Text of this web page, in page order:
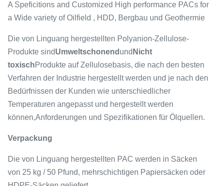
A Speficitions and Customized High performance PACs for
a Wide variety of Oilfield , HDD, Bergbau und Geothermie
Die von Linguang hergestellten Polyanion-Zellulose-
Produkte sindUmweltschonend und Nicht
toxischProdukte auf Zellulosebasis, die nach den besten
Verfahren der Industrie hergestellt werden und je nach den
Bedürfnissen der Kunden wie unterschiedlicher
Temperaturen angepasst und hergestellt werden
können,Anforderungen und Spezifikationen für Ölquellen.
Verpackung
Die von Linguang hergestellten PAC werden in Säcken
von 25 kg / 50 Pfund, mehrschichtigen Papiersäcken oder